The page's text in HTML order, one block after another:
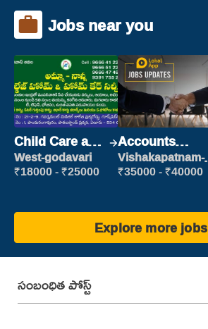
Jobs near you
Child Care and
Patient care
West-godavari
₹18000 - ₹25000
Accounts
Clerk
Vishakapatnam-
new
₹35000 - ₹40000
Explore more jobs
సంబంధిత పోస్ట్